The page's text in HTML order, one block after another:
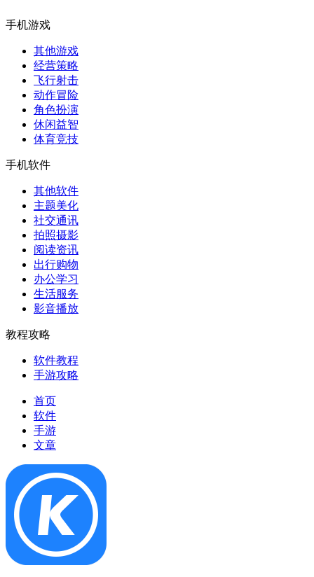
手机游戏
其他游戏
经营策略
飞行射击
动作冒险
角色扮演
休闲益智
体育竞技
手机软件
其他软件
主题美化
社交通讯
拍照摄影
阅读资讯
出行购物
办公学习
生活服务
影音播放
教程攻略
软件教程
手游攻略
首页
软件
手游
文章